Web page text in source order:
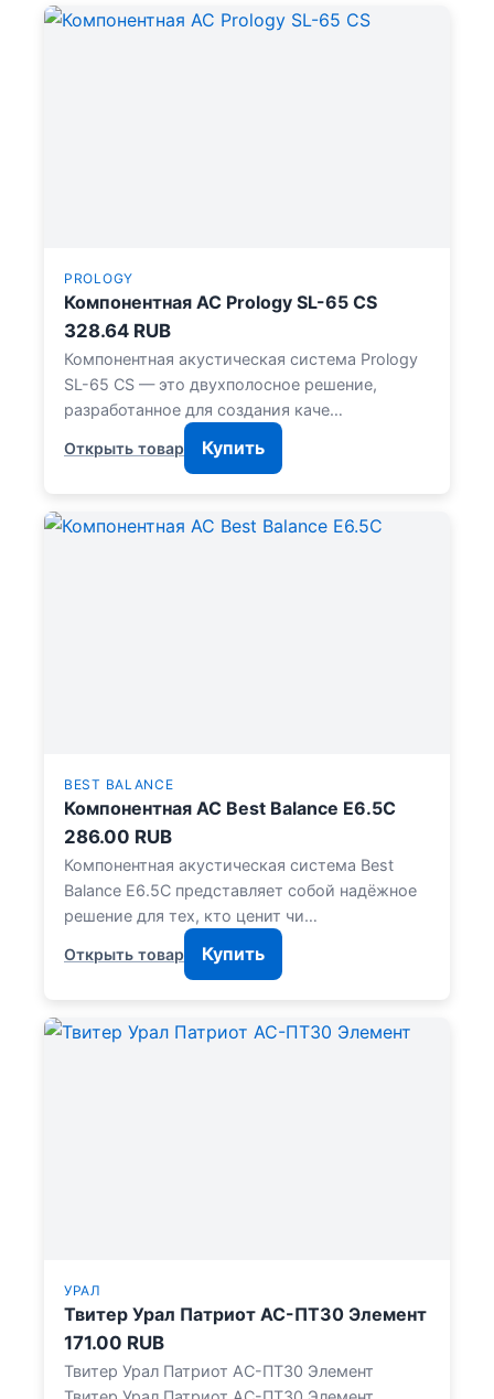
PROLOGY
Компонентная АС Prology SL-65 CS
328.64 RUB
Компонентная акустическая система Prology
SL-65 CS — это двухполосное решение,
разработанное для создания каче…
Открыть товар Купить
BEST BALANCE
Компонентная АС Best Balance E6.5C
286.00 RUB
Компонентная акустическая система Best
Balance E6.5C представляет собой надёжное
решение для тех, кто ценит чи…
Открыть товар Купить
УРАЛ
Твитер Урал Патриот АС-ПТ30 Элемент
171.00 RUB
Твитер Урал Патриот АС-ПТ30 Элемент